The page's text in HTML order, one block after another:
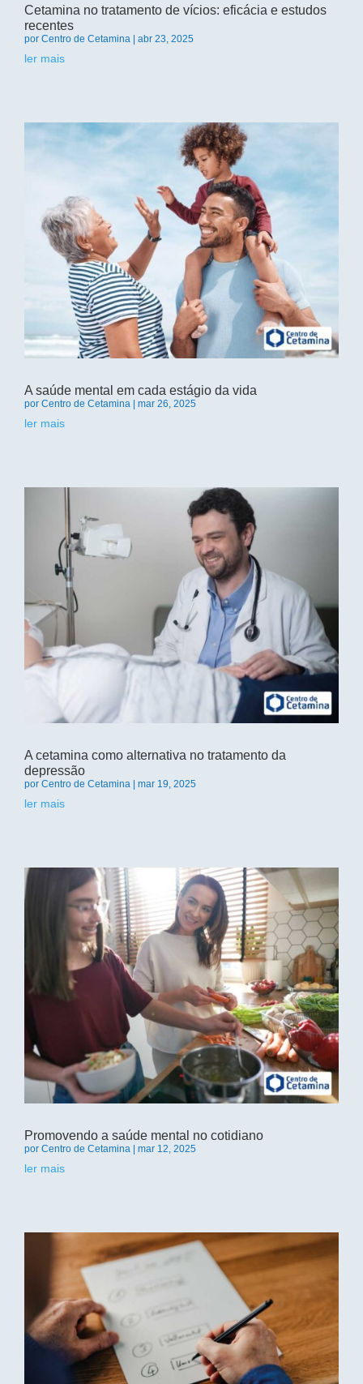
Cetamina no tratamento de vícios: eficácia e estudos
recentes
por Centro de Cetamina abr 23, 2025
ler mais
A saúde mental em cada estágio da vida
por Centro de Cetamina mar 26, 2025
ler mais
A cetamina como alternativa no tratamento da
depressão
por Centro de Cetamina mar 19, 2025
ler mais
Promovendo a saúde mental no cotidiano
por Centro de Cetamina mar 12, 2025
ler mais